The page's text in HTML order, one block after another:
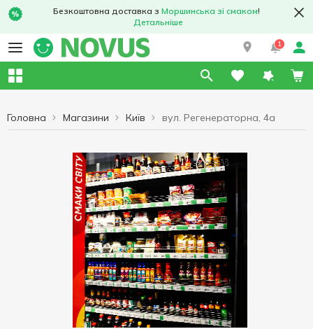
Безкоштовна доставка з Моршинська зі смаком!
Детальніше
1
Головна Магазини Київ вул. Регенераторна, 4а